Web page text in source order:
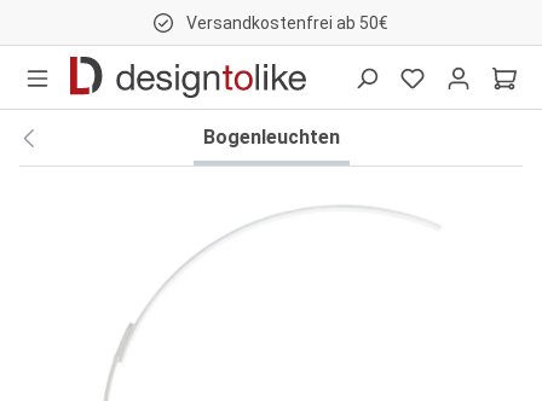
Versandkostenfrei ab 50€
Bogenleuchten